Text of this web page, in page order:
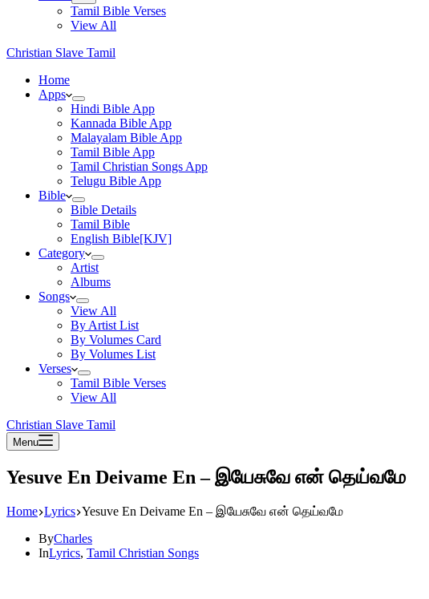
Tamil Bible Verses
View All
Christian Slave Tamil
Home
Apps
Hindi Bible App
Kannada Bible App
Malayalam Bible App
Tamil Bible App
Tamil Christian Songs App
Telugu Bible App
Bible
Bible Details
Tamil Bible
English Bible[KJV]
Category
Artist
Albums
Songs
View All
By Artist List
By Volumes Card
By Volumes List
Verses
Tamil Bible Verses
View All
Christian Slave Tamil
Menu
Yesuve En Deivame En – இயேசுவே என் தெய்வமே
Home Lyrics Yesuve En Deivame En – இயேசுவே என் தெய்வமே
ByCharles
InLyrics, Tamil Christian Songs